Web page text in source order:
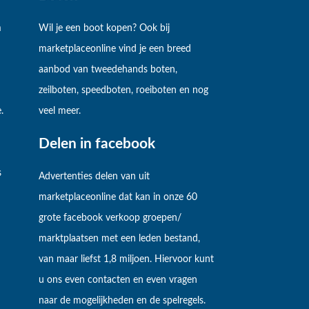
Wil je een boot kopen? Ook bij
marketplaceonline vind je een breed
aanbod van tweedehands boten,
zeilboten, speedboten, roeiboten en nog
veel meer.
Delen in facebook
Advertenties delen van uit
marketplaceonline dat kan in onze 60
grote facebook verkoop groepen/
marktplaatsen met een leden bestand,
van maar liefst 1,8 miljoen. Hiervoor kunt
u ons even contacten en even vragen
naar de mogelijkheden en de spelregels.